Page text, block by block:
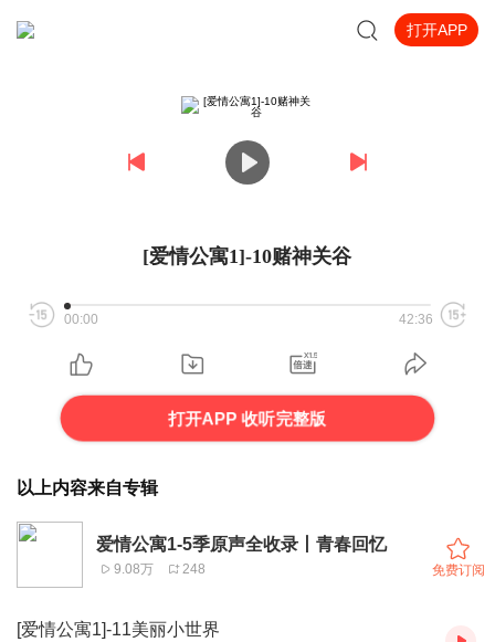
打开APP
[爱情公寓1]-10赌神关谷
00:00 42:36
打开APP 收听完整版
以上内容来自专辑
爱情公寓1-5季原声全收录丨青春回忆
9.08万 248 免费订阅
[爱情公寓1]-11美丽小世界